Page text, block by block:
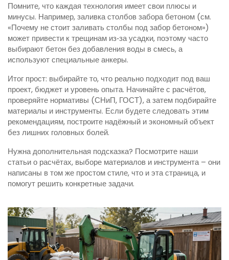
Помните, что каждая технология имеет свои плюсы и
минусы. Например, заливка столбов забора бетоном (см.
«Почему не стоит заливать столбы под забор бетоном»)
может привести к трещинам из‑за усадки, поэтому часто
выбирают бетон без добавления воды в смесь, а
используют специальные анкеры.
Итог прост: выбирайте то, что реально подходит под ваш
проект, бюджет и уровень опыта. Начинайте с расчётов,
проверяйте нормативы (СНиП, ГОСТ), а затем подбирайте
материалы и инструменты. Если будете следовать этим
рекомендациям, построите надёжный и экономный объект
без лишних головных болей.
Нужна дополнительная подсказка? Посмотрите наши
статьи о расчётах, выборе материалов и инструмента – они
написаны в том же простом стиле, что и эта страница, и
помогут решить конкретные задачи.